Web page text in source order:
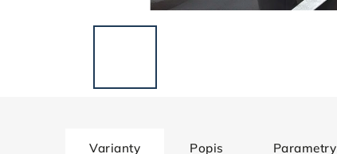
Varianty Popis Parametry